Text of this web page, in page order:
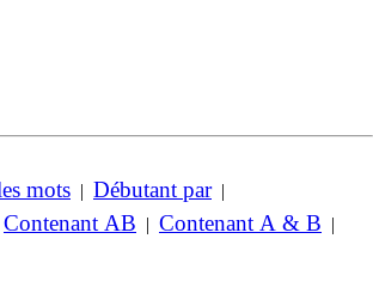
mots | Débutant par|
Contenant AB | Contenant A & B |